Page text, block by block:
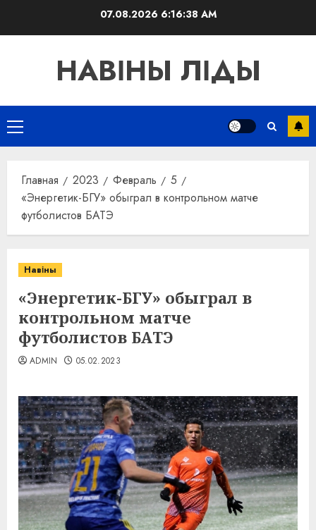
07.08.2026 6:16:39 AM
НАВІНЫ ЛІДЫ
Основное
меню
Главная 2023 Февраль
5
«Энергетик-БГУ» обыграл в контрольном матче
футболистов БАТЭ
Навіны
«Энергетик-БГУ» обыграл в
контрольном матче
футболистов БАТЭ
ADMIN 05.02.2023